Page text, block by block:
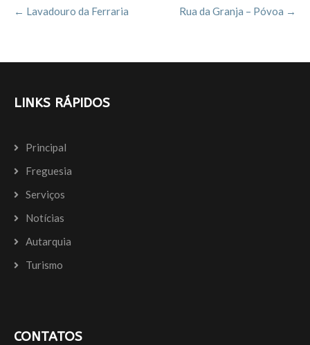
o
navigation
← Lavadouro da Ferraria Rua da Granja – Póvoa →
LINKS RÁPIDOS
Principal
Freguesia
Serviços
Notícias
Autarquia
Turismo
CONTATOS